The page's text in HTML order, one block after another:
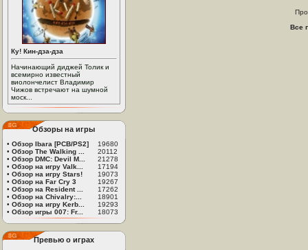
Ку! Кин-дза-дза
Начинающий диджей Толик и
всемирно известный
виолончелист Владимир
Чижов встречают на шумной
моск...
Обзоры на игры
• Обзор Ibara [PCB/PS2]
19680
• Обзор The Walking ...
20112
• Обзор DMC: Devil M...
21278
• Обзор на игру Valk...
17194
• Обзор на игру Stars!
19073
• Обзор на Far Cry 3
19267
• Обзор на Resident ...
17262
• Обзор на Chivalry:...
18901
• Обзор на игру Kerb...
19293
• Обзор игры 007: Fr... 18073
Превью о играх
Все